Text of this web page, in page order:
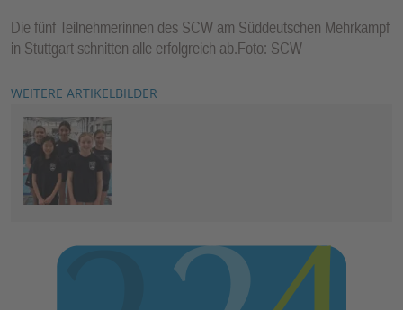
Die fünf Teilnehmerinnen des SCW am Süddeutschen Mehrkampf
in Stuttgart schnitten alle erfolgreich ab.Foto: SCW
WEITERE ARTIKELBILDER